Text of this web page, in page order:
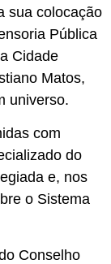
sua colocação
Pública
Cidade
Matos,
universo.
com
do
e, nos
o Sistema
Conselho